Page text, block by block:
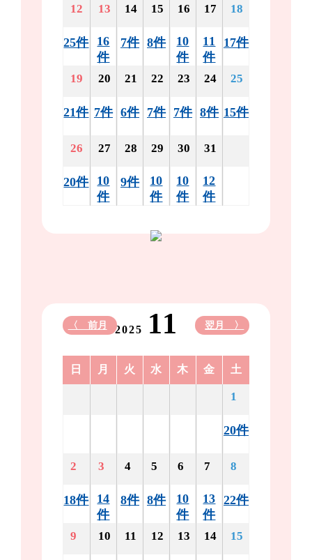
12
25件
13
16
件
14
7件
15
8件
16
10
件
17
11
件
18
17件
19
21件
20
7件
21
6件
22
7件
23
7件
24
8件
25
15件
26
20件
27
10
件
28
9件
29
10
件
30
10
件
31
12
件
2025 11
〈 前月 翌月 〉
日 月 火 水 木 金 土
1
20件
2
18件
3
14
件
4
8件
5
8件
6
10
件
7
13
件
8
22件
9 10 11 12 13 14 15